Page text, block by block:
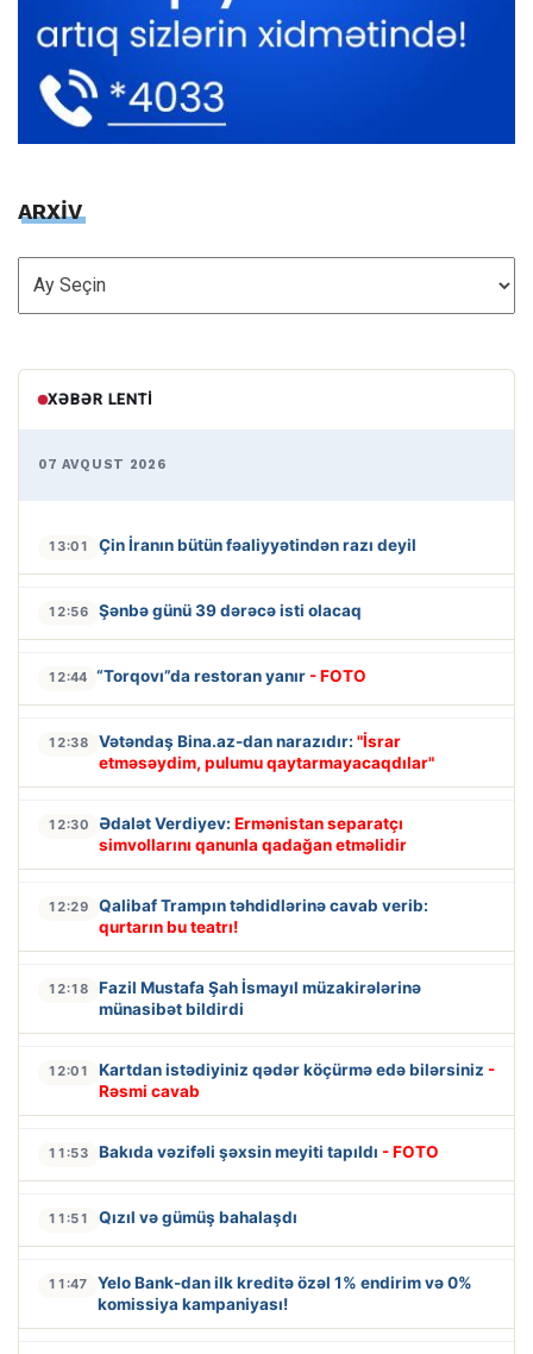
ARXİV
ARXİV
XƏBƏR LENTI
07 AVQUST 2026
13:01 Çin İranın bütün fəaliyyətindən razı deyil
12:56 Şənbə günü 39 dərəcə isti olacaq
12:44 “Torqovı”da restoran yanır - FOTO
12:38 Vətəndaş Bina.az-dan narazıdır: "İsrar
etməsəydim, pulumu qaytarmayacaqdılar"
12:30 Ədalət Verdiyev: Ermənistan separatçı
simvollarını qanunla qadağan etməlidir
12:29
Qalibaf Trampın təhdidlərinə cavab verib:
qurtarın bu teatrı!
12:18
Fazil Mustafa Şah İsmayıl müzakirələrinə
münasibət bildirdi
12:01 Kartdan istədiyiniz qədər köçürmə edə bilərsiniz -
Rəsmi cavab
11:53 Bakıda vəzifəli şəxsin meyiti tapıldı - FOTO
11:51 Qızıl və gümüş bahalaşdı
11:47
Yelo Bank-dan ilk kreditə özəl 1% endirim və 0%
komissiya kampaniyası!